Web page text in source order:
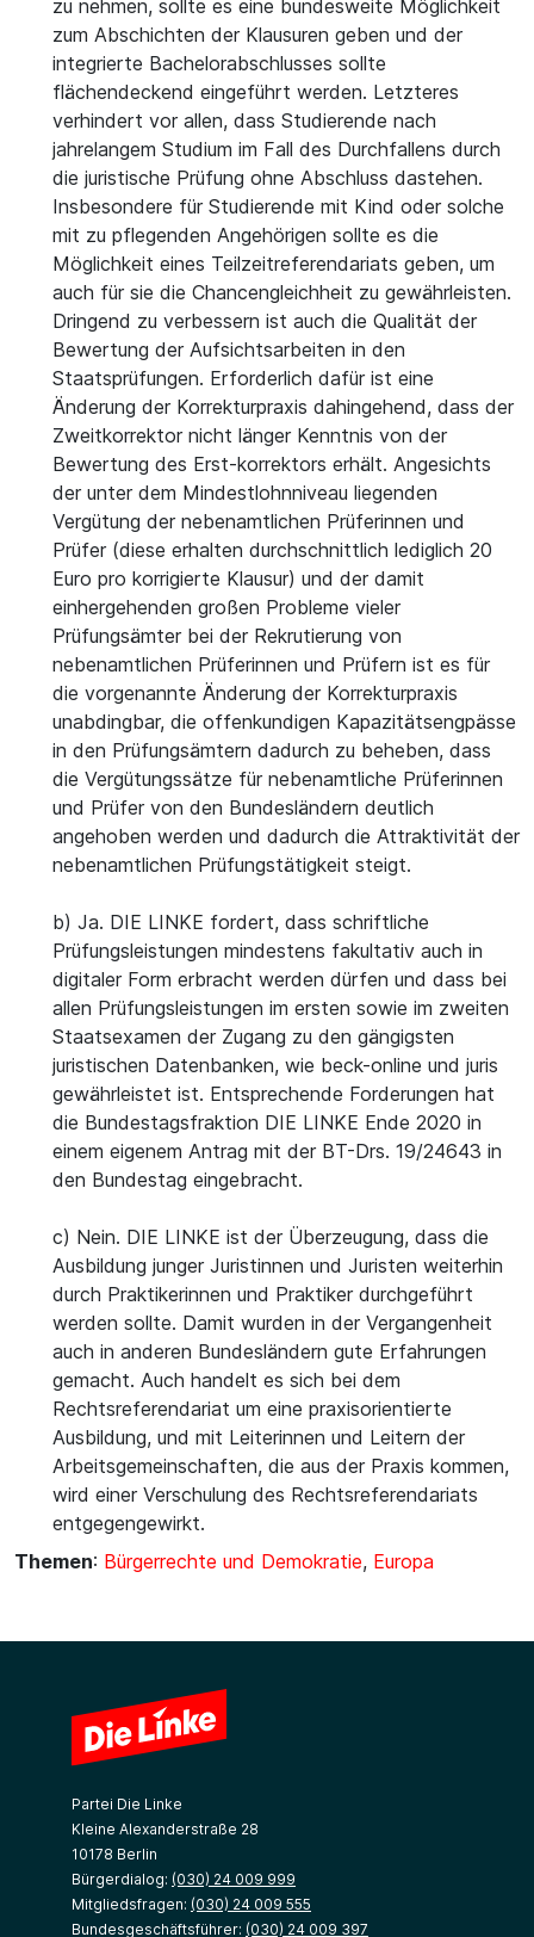
zu nehmen, sollte es eine bundesweite Möglichkeit
zum Abschichten der Klausuren geben und der
integrierte Bachelorabschlusses sollte
flächendeckend eingeführt werden. Letzteres
verhindert vor allen, dass Studierende nach
jahrelangem Studium im Fall des Durchfallens durch
die juristische Prüfung ohne Abschluss dastehen.
Insbesondere für Studierende mit Kind oder solche
mit zu pflegenden Angehörigen sollte es die
Möglichkeit eines Teilzeitreferendariats geben, um
auch für sie die Chancengleichheit zu gewährleisten.
Dringend zu verbessern ist auch die Qualität der
Bewertung der Aufsichtsarbeiten in den
Staatsprüfungen. Erforderlich dafür ist eine
Änderung der Korrekturpraxis dahingehend, dass der
Zweitkorrektor nicht länger Kenntnis von der
Bewertung des Erst-korrektors erhält. Angesichts
der unter dem Mindestlohnniveau liegenden
Vergütung der nebenamtlichen Prüferinnen und
Prüfer (diese erhalten durchschnittlich lediglich 20
Euro pro korrigierte Klausur) und der damit
einhergehenden großen Probleme vieler
Prüfungsämter bei der Rekrutierung von
nebenamtlichen Prüferinnen und Prüfern ist es für
die vorgenannte Änderung der Korrekturpraxis
unabdingbar, die offenkundigen Kapazitätsengpässe
in den Prüfungsämtern dadurch zu beheben, dass
die Vergütungssätze für nebenamtliche Prüferinnen
und Prüfer von den Bundesländern deutlich
angehoben werden und dadurch die Attraktivität der
nebenamtlichen Prüfungstätigkeit steigt.
b) Ja. DIE LINKE fordert, dass schriftliche
Prüfungsleistungen mindestens fakultativ auch in
digitaler Form erbracht werden dürfen und dass bei
allen Prüfungsleistungen im ersten sowie im zweiten
Staatsexamen der Zugang zu den gängigsten
juristischen Datenbanken, wie beck-online und juris
gewährleistet ist. Entsprechende Forderungen hat
die Bundestagsfraktion DIE LINKE Ende 2020 in
einem eigenem Antrag mit der BT-Drs. 19/24643 in
den Bundestag eingebracht.
c) Nein. DIE LINKE ist der Überzeugung, dass die
Ausbildung junger Juristinnen und Juristen weiterhin
durch Praktikerinnen und Praktiker durchgeführt
werden sollte. Damit wurden in der Vergangenheit
auch in anderen Bundesländern gute Erfahrungen
gemacht. Auch handelt es sich bei dem
Rechtsreferendariat um eine praxisorientierte
Ausbildung, und mit Leiterinnen und Leitern der
Arbeitsgemeinschaften, die aus der Praxis kommen,
wird einer Verschulung des Rechtsreferendariats
entgegengewirkt.
Themen: Bürgerrechte und Demokratie, Europa
Partei Die Linke
Kleine Alexanderstraße 28
10178 Berlin
Bürgerdialog: (030) 24 009 999
Mitgliedsfragen: (030) 24 009 555
Bundesgeschäftsführer: (030) 24 009 397